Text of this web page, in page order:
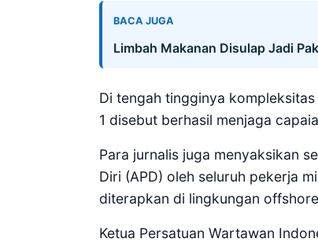
BACA JUGA
Limbah Makanan Disulap Jadi
Di tengah tingginya
1 disebut berhasil menjaga
Para jurnalis juga menyaksikan
Diri (APD) oleh seluruh pekerja
diterapkan di lingkungan
Ketua Persatuan Wartawan